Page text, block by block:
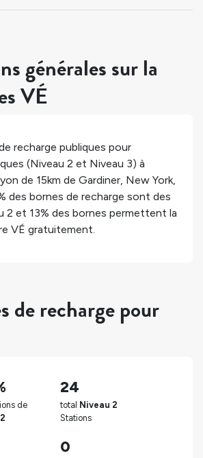
générales sur la
VÉ
recharge publiques pour
(Niveau 2 et Niveau 3) à
de 15km de Gardiner, New York,
des bornes de recharge sont des
2 et 13% des bornes permettent la
VÉ gratuitement.
de recharge pour
de
24
total Niveau 2
Stations
0